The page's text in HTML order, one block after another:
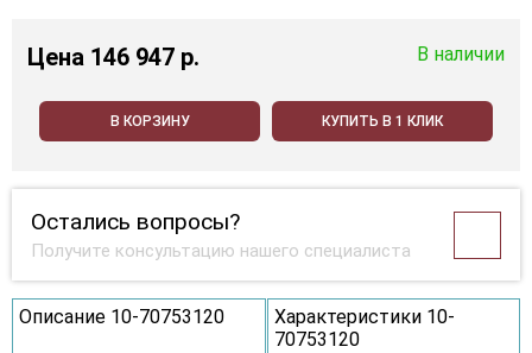
Цена 146 947 p. В наличии
В КОРЗИНУ КУПИТЬ В 1 КЛИК
Остались вопросы?
Получите консультацию нашего специалиста
Описание 10-70753120
Характеристики 10-
70753120